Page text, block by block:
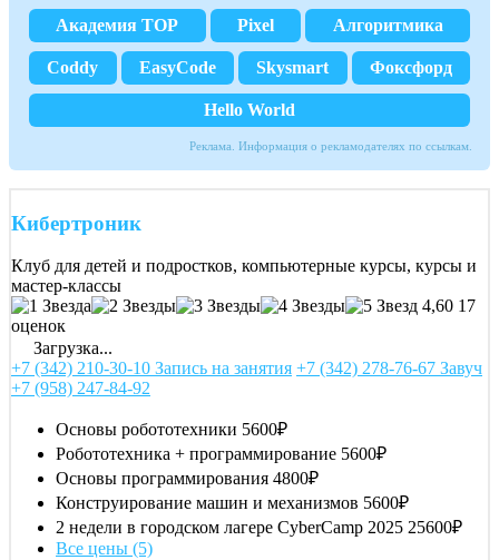
Академия TOP Pixel Алгоритмика
Coddy EasyCode Skysmart Фоксфорд
Hello World
Реклама. Информация о рекламодателях по ссылкам.
Кибертроник
Клуб для детей и подростков, компьютерные курсы, курсы и
мастер-классы
4,60 17
оценок
Загрузка...
+7 (342) 210-30-10 Запись на занятия +7 (342) 278-76-67 Завуч
+7 (958) 247-84-92
Основы робототехники 5600₽
Робототехника + программирование 5600₽
Основы программирования 4800₽
Конструирование машин и механизмов 5600₽
2 недели в городском лагере CyberCamp 2025 25600₽
Все цены (5)